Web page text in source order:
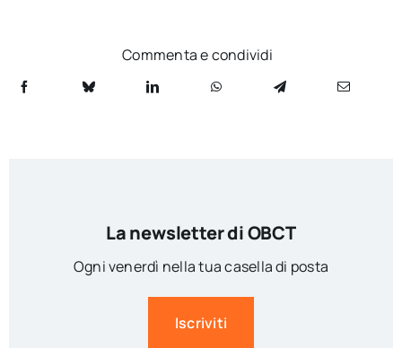
Commenta e condividi
La newsletter di OBCT
Ogni venerdì nella tua casella di posta
Iscriviti